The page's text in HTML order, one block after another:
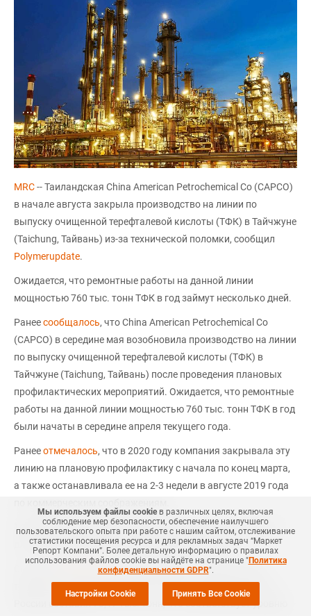
MRC-- Таиландская China American Petrochemical Co (CAPCO)
в начале августа закрыла производство на линии по
выпуску очищенной терефталевой кислоты (ТФК) в Тайчжуне
(Taichung, Тайвань) из-за технической поломки, сообщил
Polymerupdate.
Ожидается, что ремонтные работы на данной линии
мощностью 760 тыс. тонн ТФК в год займут несколько дней.
Ранеесообщалось, что China American Petrochemical Co
(CAPCO) в середине мая возобновила производство на линии
по выпуску очищенной терефталевой кислоты (ТФК) в
Тайчжуне (Taichung, Тайвань) после проведения плановых
профилактических мероприятий. Ожидается, что ремонтные
работы на данной линии мощностью 760 тыс. тонн ТФК в год
были начаты в середине апреля текущего года.
Ранееотмечалось, что в 2020 году компания закрывала эту
линию на плановую профилактику с начала по конец марта,
а также останавливала ее на 2-3 недели в августе 2019 года
ТФК является одним из основных сырьевых компонентов
для производства полиэтилентерефталата (ПЭТ).
СканПластукомпании Маркет Репорт, в мае
текущего года показатель расчетного потребления ПЭТ в
России составил 70,17 тыс. тонн, что соответствует уровню
Мы используем файлы cookieв различных целях, включая
соблюдение мер безопасности, обеспечение наилучшего
пользовательского опыта при работе с нашим сайтом, отслеживание
статистики посещения ресурса и для рекламных задач “Маркет
Репорт Компани”. Более детальную информацию о правилах
использования файлов cookie вы найдёте на странице "Политика
конфиденциальности GDPR".
Настройки Cookie Принять Все Cookie